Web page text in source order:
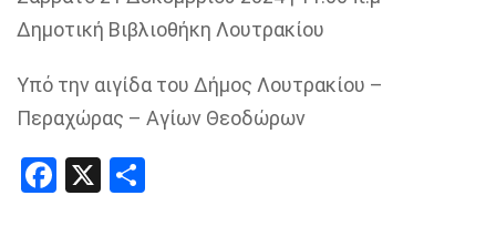
Δημοτική Βιβλιοθήκη Λουτρακίου
Υπό την αιγίδα του Δήμος Λουτρακίου –
Περαχώρας – Αγίων Θεοδώρων
Facebook
X